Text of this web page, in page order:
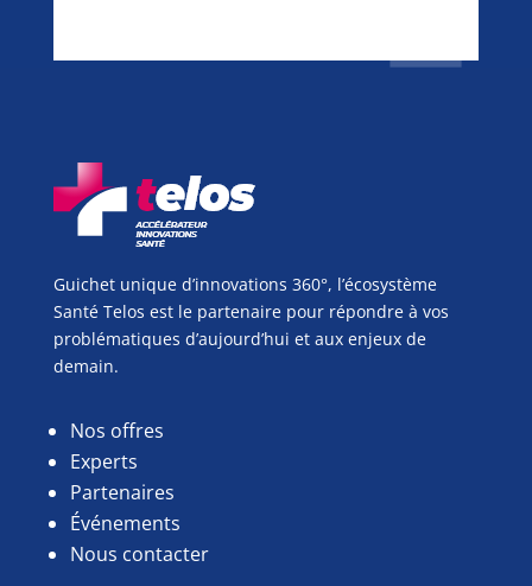
Guichet unique d’innovations 360°, l’écosystème
Santé Telos est le partenaire pour répondre à vos
problématiques d’aujourd’hui et aux enjeux de
demain.
Nos offres
Experts
Partenaires
Événements
Nous contacter